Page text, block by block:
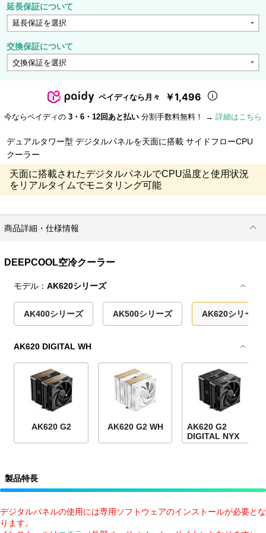
延長保証について
交換保証について
ペイディなら月々 ￥1,496
今ならペイディの 3・6・12回あと払い 分割手数料無料！ → 詳細はこちら
デュアルタワー型 デジタルパネルを天面に搭載 サイドフローCPU
クーラー
天面に搭載されたデジタルパネルでCPU温度と使用状況
をリアルタイムでモニタリング可能
商品詳細・仕様情報
DEEPCOOL空冷クーラー
モデル：AK620シリーズ
AK400シリーズ AK500シリーズ AK620シリーズ
AK620 DIGITAL WH
AK620 G2 AK620 G2 WH
AK620 G2
DIGITAL NYX
製品特長
デジタルパネルの使用には専用ソフトウェアのインストールが必要とな
ります。